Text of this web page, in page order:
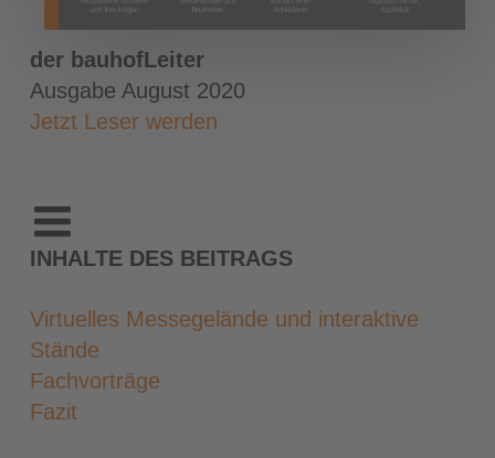
der bauhofLeiter
Ausgabe August 2020
Jetzt Leser werden
INHALTE DES BEITRAGS
Virtuelles Messegelände und interaktive
Stände
Fachvorträge
Fazit